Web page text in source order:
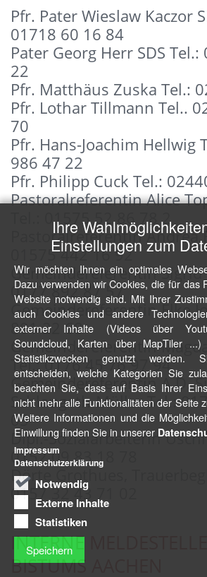
Pfr. Pater Wieslaw Kaczor
01718 60 16 84
Pater Georg Herr SDS
22
Pfr. Matthäus Zuska Tel.:
Pfr. Lothar Tillmann Tel..
70
Pfr. Hans-Joachim Hellwig
986 47 22
Pfr. Philipp Cuck Tel.:
Pastoralreferentin Alice
Tel.: 01575 52 86 78 2
Pastoralreferentin Andrea
01575 442 16 92
Gemeindereferentin Sigrid
0177 892 87 57
Gemeindereferentin Elke
801 22 68
Gemeindereferentin
Tel.: 0176 45 76 97 94
Gemeindereferentin A.D.
Schlaugath-Müller Tel.:
05
Dipl.-Sozialarbeiterin Uschi
0152 09 83 18 78
Dörte Grothues,
0157 32 43 71 02
INTERNE
BISTUMS AACHEN
Ihre
Einstellungen zum
Wir möchten Ihnen ein optimales
Dazu verwenden wir Cookies, die für das
Website notwendig sind. Mit Ihrer
auch Cookies und andere
externer Inhalte (Videos über
Soundcloud, Karten über MapTiler
Statistikzwecken genutzt werden.
entscheiden, welche Kategorien Sie
beachten Sie, dass auf Basis Ihrer
nicht mehr alle Funktionalitäten der Seite
Weitere Informationen und die
Einwillung finden Sie in unserer
Notwendig
Externe Inhalte
Statistiken
Speichern
Impressum
Datenschutzerklärung